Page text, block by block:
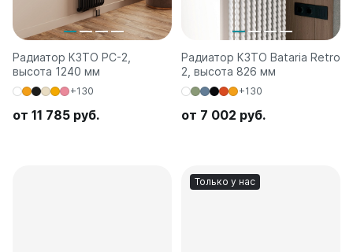
Радиатор КЗТО РС-2,
высота 1240 мм
+130
от 11 785 руб.
Радиатор КЗТО Bataria Retro
2, высота 826 мм
+130
от 7 002 руб.
Только у нас